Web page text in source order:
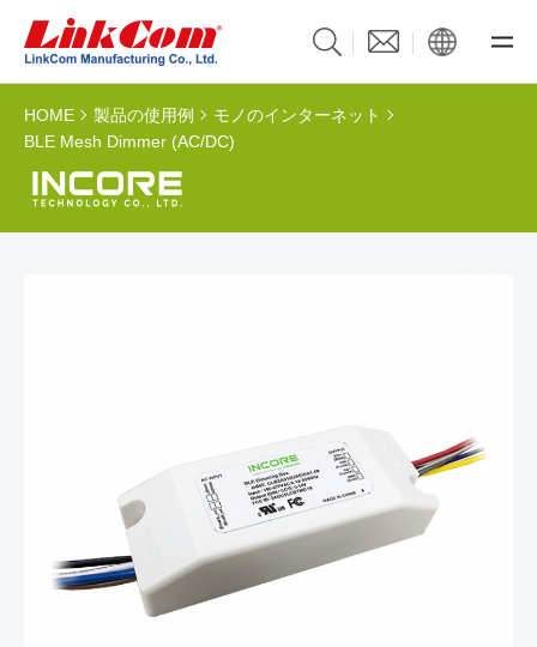
HOME 製品の使用例
モノのインターネット
BLE Mesh Dimmer (AC/DC)